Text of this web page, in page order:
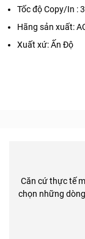
Tốc độ Copy/In :
Hãng sản xuất:
Xuất xứ: Ấn Độ
Căn cứ thực tế
chọn những